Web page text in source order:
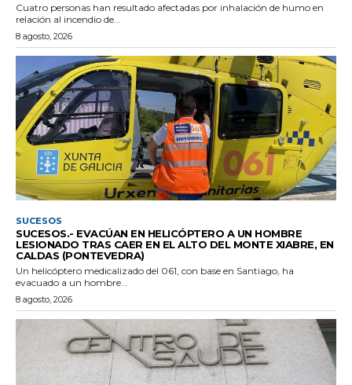
Cuatro personas han resultado afectadas por inhalación de humo en
relación al incendio de...
8 agosto, 2026
SUCESOS
SUCESOS.- EVACÚAN EN HELICÓPTERO A UN HOMBRE
LESIONADO TRAS CAER EN EL ALTO DEL MONTE XIABRE, EN
CALDAS (PONTEVEDRA)
Un helicóptero medicalizado del 061, con base en Santiago, ha
evacuado a un hombre...
8 agosto, 2026